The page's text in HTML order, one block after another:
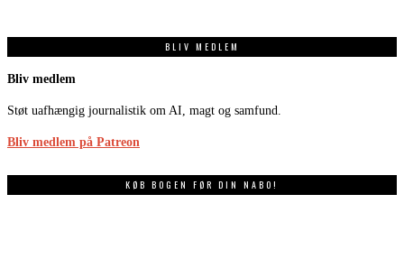
BLIV MEDLEM
Bliv medlem
Støt uafhængig journalistik om AI, magt og samfund.
Bliv medlem på Patreon
KØB BOGEN FØR DIN NABO!